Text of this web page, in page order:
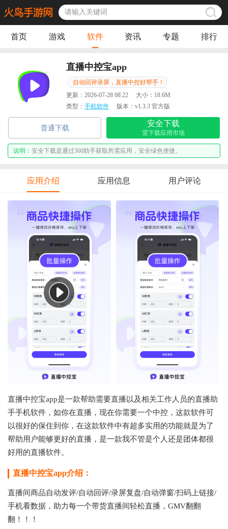
首页 游戏 软件 资讯 专题 排行
直播中控宝app
自动回评录屏，直播中控好帮手！
更新： 2026-07-28 08:22 大小： 18.6M
类型： 手机软件 版本： v1.3.3 官方版
普通下载
安全下载
需下载应用市场
说明： 安全下载是通过360助手获取所需应用，安全绿色便捷。
应用介绍 应用信息 用户评论
直播中控宝app是一款帮助需要直播以及相关工作人员的直播助
手手机软件，如你在直播，现在你需要一个中控，这款软件可
以很好的保住到你，在这款软件中有超多实用的功能就是为了
帮助用户能够更好的直播，是一款我不管是个人还是团体都很
好用的直播软件。
直播中控宝app介绍：
直播间商品自动发评/自动回评/录屏复盘/自动弹窗/扫码上链接/
手机看数据，助力每一个带货直播间轻松直播，GMV翻翻
翻！！！